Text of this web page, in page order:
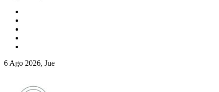
6 Ago 2026, Jue